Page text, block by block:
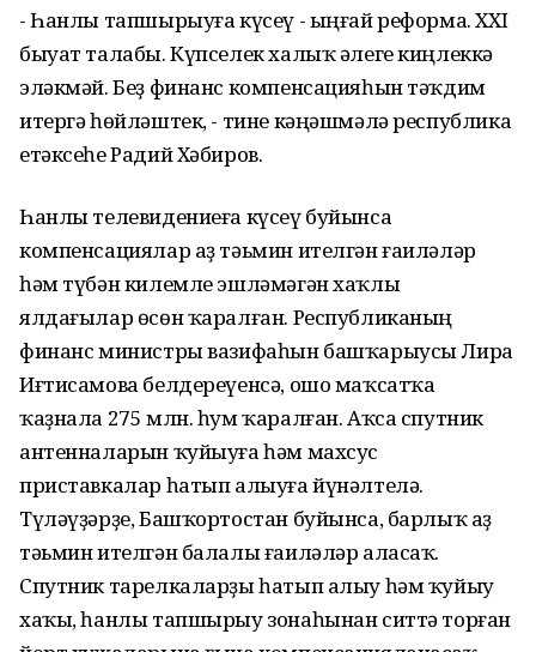
- Һанлы тапшырыуға күсеү - ыңғай реформа. XXI
быуат талабы. Күпселек халыҡ әлеге киңлеккә
эләкмәй. Беҙ финанс компенсацияһын тәҡдим
итергә һөйләштек, - тине кәңәшмәлә республика
етәксеһе Радий Хәбиров.
Һанлы телевидениеға күсеү буйынса
компенсациялар аҙ тәьмин ителгән ғаиләләр
һәм түбән килемле эшләмәгән хаҡлы
ялдағылар өсөн ҡаралған. Республиканың
финанс министры вазифаһын башҡарыусы Лира
Иғтисамова белдереүенсә, ошо маҡсатҡа
ҡаҙнала 275 млн. һум ҡаралған. Аҡса спутник
антенналарын ҡуйыуға һәм махсус
приставкалар һатып алыуға йүнәлтелә.
Түләүҙәрҙе, Башҡортостан буйынса, барлыҡ аҙ
тәьмин ителгән балалы ғаиләләр аласаҡ.
Спутник тарелкаларҙы һатып алыу һәм ҡуйыу
хаҡы, һанлы тапшырыу зонаһынан ситтә торған